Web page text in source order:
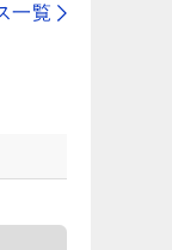
一覧